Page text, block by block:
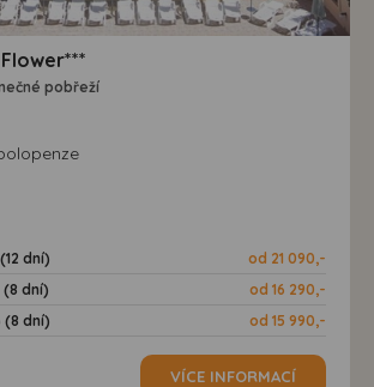
pobřeží
dní)
od 21 090,-
(8 dní)
od 16 290,-
(8 dní)
od 15 990,-
VÍCE INFORMACÍ